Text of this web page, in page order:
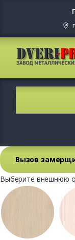
Вызов
Выберите внешнюю